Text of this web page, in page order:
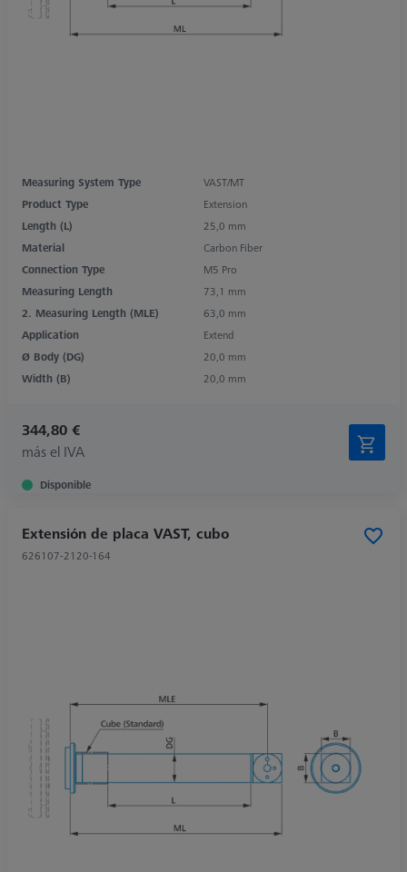
Measuring System Type
VAST/MT
Product Type
Extension
Length (L)
25,0 mm
Material
Carbon Fiber
Connection Type
M5 Pro
Measuring Length
73,1 mm
2. Measuring Length (MLE)
63,0 mm
Application
Extend
Ø Body (DG)
20,0 mm
Width (B)
20,0 mm
344,80 €
más el IVA
Disponible
Extensión de placa VAST, cubo
626107-2120-164